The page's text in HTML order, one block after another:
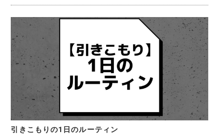
引きこもりの1日のルーティン